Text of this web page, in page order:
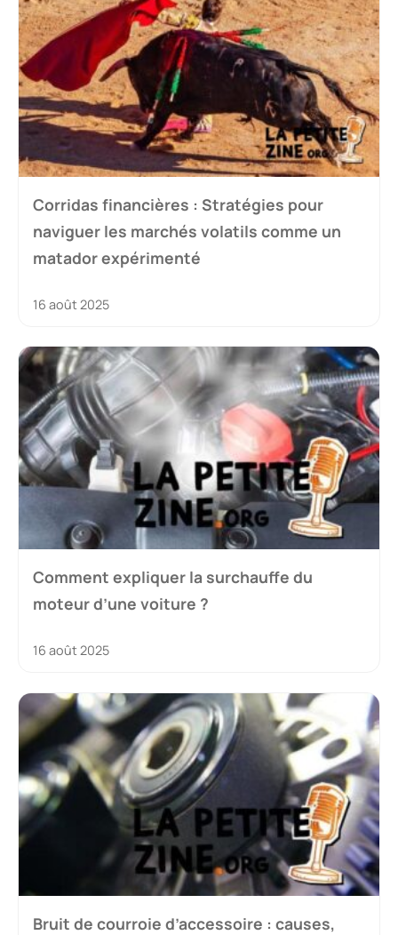
Corridas financières : Stratégies pour
naviguer les marchés volatils comme un
matador expérimenté
16 août 2025
Comment expliquer la surchauffe du
moteur d’une voiture ?
16 août 2025
Bruit de courroie d’accessoire : causes,